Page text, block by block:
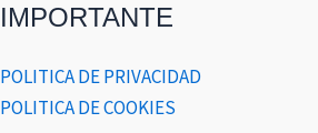
IMPORTANTE
POLITICA DE PRIVACIDAD
POLITICA DE COOKIES